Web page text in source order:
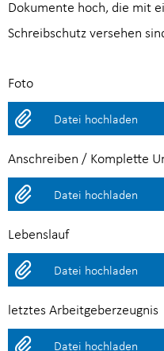
Dokumente hoch, die mit
Schreibschutz versehen
Foto
Datei hochladen
Anschreiben / Komplette
Datei hochladen
Lebenslauf
Datei hochladen
letztes Arbeitgeberzeugnis
Datei hochladen